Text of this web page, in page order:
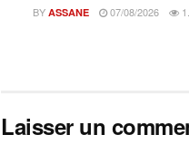
BY ASSANE 07/08/2026
Laisser un